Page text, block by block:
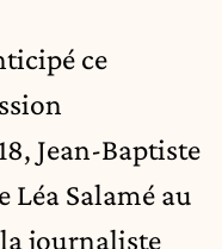
ce
Jean-Baptiste
Salamé au
journaliste